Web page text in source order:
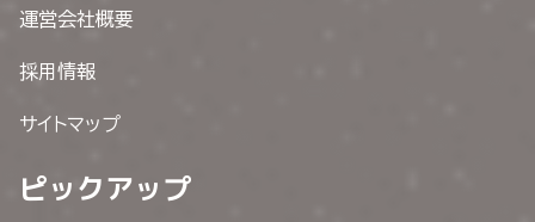
運営会社概要
採用情報
サイトマップ
ピックアップ